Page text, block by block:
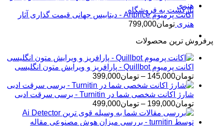
بازگشت به فروشگاه
اکانت پرمیوم Artprice - دیتابیس جهانی قیمت ‌گذاری آثار
هنری تومان799,000
پرفروش ترین محصولات
اکانت پرمیوم Quillbot - پارافریز و ویرایش متون انگلیسی
تومان145,000
– تومان399,000محدوده
قیمت:
تومان145,000
تا
تومان399,000
شارژ اکانت شخصی شما در Turnitin - برسی سرقت ادبی
تومان199,000
– تومان499,000محدوده
قیمت:
تومان199,000